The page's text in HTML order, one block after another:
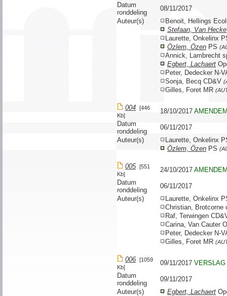
Datum
ronddeling
08/11/2017
Auteur(s)
Benoit, Hellings
Stefaan, Van Hecke
Laurette, Onkelinx
Özlem, Özen PS
Annick, Lambrecht
Egbert, Lachaert
Peter, Dedecker N-
Sonja, Becq CD&V
Gilles, Foret MR
004 [446
Kb]
18/10/2017
Datum
ronddeling
06/11/2017
Auteur(s)
Laurette, Onkelinx
Özlem, Özen PS
005 [551
Kb]
24/10/2017
Datum
ronddeling
06/11/2017
Auteur(s)
Laurette, Onkelinx
Christian, Brotcorne
Raf, Terwingen
Carina, Van Cauter
Peter, Dedecker N-
Gilles, Foret MR
006 [1059
Kb]
09/11/2017 VERSLAG
Datum
ronddeling
09/11/2017
Auteur(s)
Egbert, Lachaert